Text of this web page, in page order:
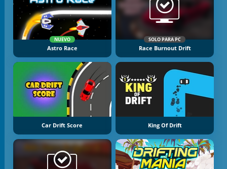
NUEVO
Astro Race
SOLO PARA PC
Race Burnout Drift
Car Drift Score King Of Drift